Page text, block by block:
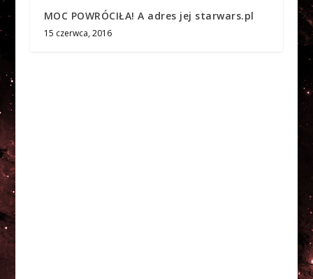
MOC POWRÓCIŁA! A adres jej starwars.pl
15 czerwca, 2016